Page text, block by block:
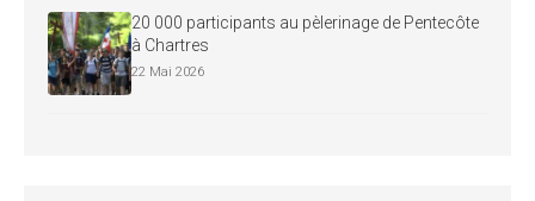
20 000 participants au pèlerinage de Pentecôte
à Chartres
22 Mai 2026